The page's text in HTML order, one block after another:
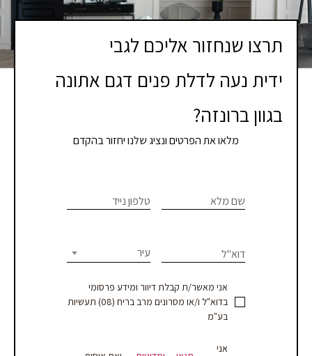
תרצו שנחזור אליכם לגבי
ידית נעה לדלת פנים דגם אתונה
בגוון ברונזה?
מלאו את הפרטים ונציג שלנו יחזור בהקדם
קשר
עמוד
מוצר
-
שם מלא טלפון נייד
דוא"ל עיר
אני מאשר/ת קבלת דיוור ומידע פרסומי
בדוא"ל ו/או מסרונים מרב בריח (08) תעשיות
בע"מ
אני
are
this
field
blank.